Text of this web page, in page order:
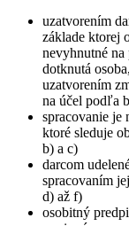
uzatvorením
základe ktorej
nevyhnutné
dotknutá
uzatvorením
na účel podľa
spracovanie je
ktoré sleduje
b) a c)
darcom
spracovaním
d) až f)
osobitný